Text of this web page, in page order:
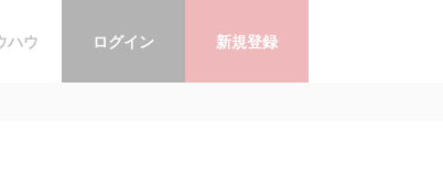
ハウ ログイン 新規登録